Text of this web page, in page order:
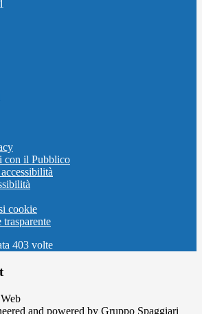
con il Pubblico
cookie
403 volte
and powered by Gruppo Spaggiari